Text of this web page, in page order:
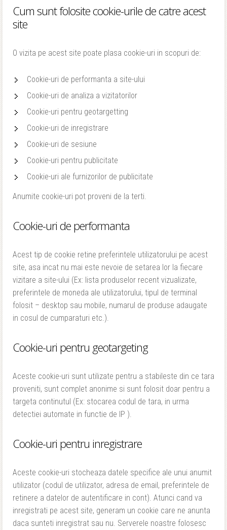
Cum sunt folosite cookie-urile de catre acest
site
O vizita pe acest site poate plasa cookie-uri in scopuri de:
Cookie-uri de performanta a site-ului
Cookie-uri de analiza a vizitatorilor
Cookie-uri pentru geotargetting
Cookie-uri de inregistrare
Cookie-uri de sesiune
Cookie-uri pentru publicitate
Cookie-uri ale furnizorilor de publicitate
Anumite cookie-uri pot proveni de la terti.
Cookie-uri de performanta
Acest tip de cookie retine preferintele utilizatorului pe acest
site, asa incat nu mai este nevoie de setarea lor la fiecare
vizitare a site-ului (Ex: lista produselor recent vizualizate,
preferintele de moneda ale utilizatorului, tipul de terminal
folosit – desktop sau mobile, numarul de produse adaugate
in cosul de cumparaturi etc.).
Cookie-uri pentru geotargeting
Aceste cookie-uri sunt utilizate pentru a stabileste din ce tara
proveniti, sunt complet anonime si sunt folosit doar pentru a
targeta continutul (Ex: stocarea codul de tara, in urma
detectiei automate in functie de IP ).
Cookie-uri pentru inregistrare
Aceste cookie-uri stocheaza datele specifice ale unui anumit
utilizator (codul de utilizator, adresa de email, preferintele de
retinere a datelor de autentificare in cont). Atunci cand va
inregistrati pe acest site, generam un cookie care ne anunta
daca sunteti inregistrat sau nu. Serverele noastre folosesc